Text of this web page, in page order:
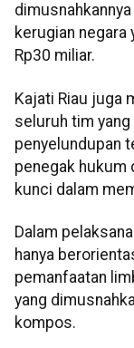
kerugian
Rp30 miliar.
Kajati Riau juga
seluruh tim
penyelundupan
penegak hukum
kunci dalam
Dalam
hanya
pemanfaatan
yang
kompos.